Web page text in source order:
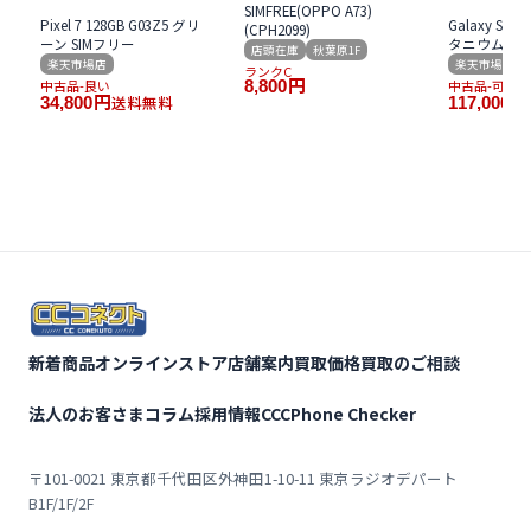
Pixel 7 128GB G03Z5 グリ
ーン SIMフリー
楽天市場店
中古品-良い
34,800 円送料無料
SIMFREE(OPPO A73)
(CPH2099)
店頭在庫 秋葉原1F
ランクC
8,800 円
Galaxy S24
タニウム グ
楽天市場店
中古品-可
117,000
新着商品オンラインストア店舗案内買取価格買取のご相談
法人のお客さまコラム採用情報CCCPhone Checker
〒101-0021 東京都千代田区外神田1-10-11 東京ラジオデパート
B1F/1F/2F